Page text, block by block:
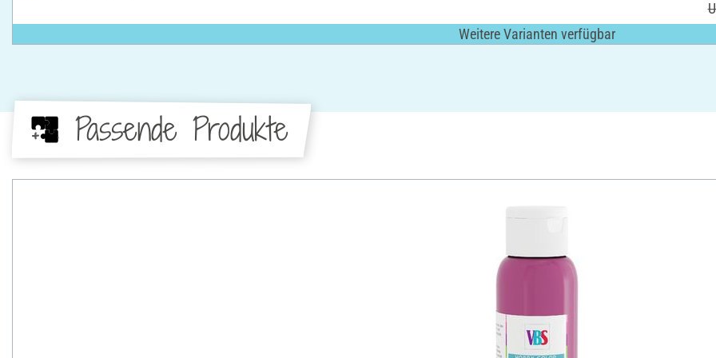
Weitere Varianten verfügbar
Passende Produkte